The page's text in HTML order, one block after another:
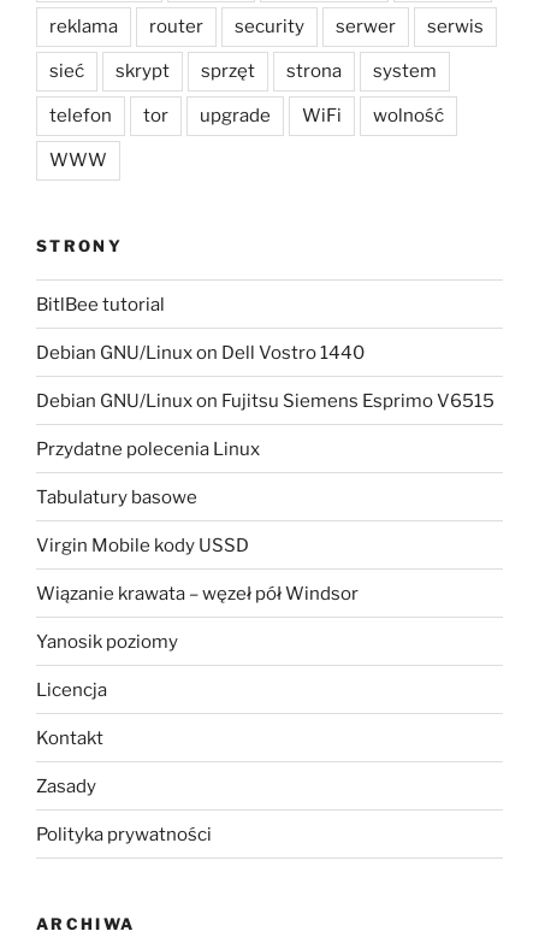
reklama router security serwer serwis
sieć skrypt sprzęt strona system
telefon tor upgrade WiFi wolność
WWW
STRONY
BitlBee tutorial
Debian GNU/Linux on Dell Vostro 1440
Debian GNU/Linux on Fujitsu Siemens Esprimo V6515
Przydatne polecenia Linux
Tabulatury basowe
Virgin Mobile kody USSD
Wiązanie krawata – węzeł pół Windsor
Yanosik poziomy
Licencja
Kontakt
Zasady
Polityka prywatności
ARCHIWA